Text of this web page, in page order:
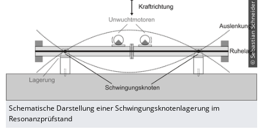
© Sebastian Schneider
Schematische Darstellung einer Schwingungsknotenlagerung im
Resonanzprüfstand